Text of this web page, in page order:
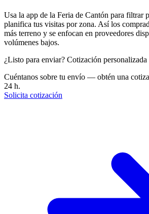
Usa la app de la Feria de Cantón para filtrar
planifica tus visitas por zona. Así los
más terreno y se enfocan en proveedores
volúmenes bajos.
¿Listo para enviar? Cotización personalizada
Cuéntanos sobre tu envío — obtén una
24 h.
Solicita cotización